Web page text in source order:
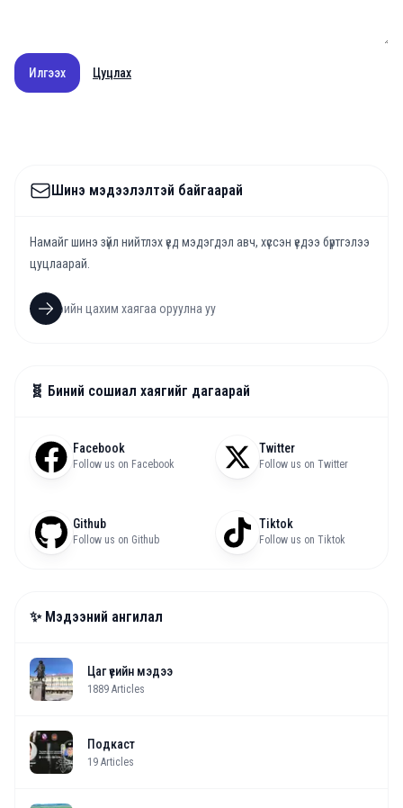
Илгээх Цуцлах
Шинэ мэдээлэлтэй байгаарай
Намайг шинэ зүйл нийтлэх үед мэдэгдэл авч, хүссэн үедээ бүртгэлээ
цуцлаарай.
🧬 Биний сошиал хаягийг дагаарай
Facebook
Follow us on Facebook
Twitter
Follow us on Twitter
Github
Follow us on Github
Tiktok
Follow us on Tiktok
✨ Мэдээний ангилал
Цаг үеийн мэдээ
1889 Articles
Подкаст
19 Articles